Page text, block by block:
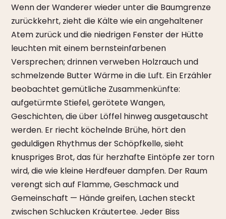
Wenn der Wanderer wieder unter die Baumgrenze
zurückkehrt, zieht die Kälte wie ein angehaltener
Atem zurück und die niedrigen Fenster der Hütte
leuchten mit einem bernsteinfarbenen
Versprechen; drinnen verweben Holzrauch und
schmelzende Butter Wärme in die Luft. Ein Erzähler
beobachtet gemütliche Zusammenkünfte:
aufgetürmte Stiefel, gerötete Wangen,
Geschichten, die über Löffel hinweg ausgetauscht
werden. Er riecht köchelnde Brühe, hört den
geduldigen Rhythmus der Schöpfkelle, sieht
knuspriges Brot, das für herzhafte Eintöpfe zer torn
wird, die wie kleine Herdfeuer dampfen. Der Raum
verengt sich auf Flamme, Geschmack und
Gemeinschaft — Hände greifen, Lachen steckt
zwischen Schlucken Kräutertee. Jeder Biss